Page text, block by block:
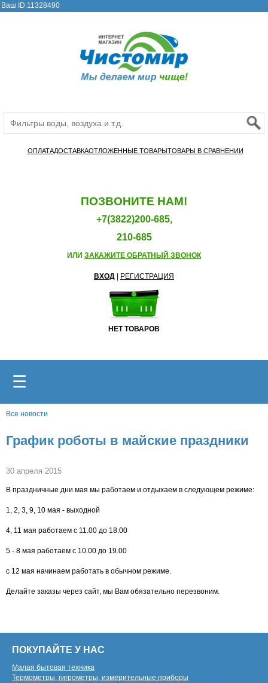
Ваш ID:11328490
ОПЛАТАДОСТАВКАОТЛОЖЕННЫЕ ТОВАРЫТОВАРЫ В СРАВНЕНИИ
ПОЗВОНИТЕ НАМ!
+7(3822)200-685,
210-685
ИЛИ ЗАКАЖИТЕ ОБРАТНЫЙ ЗВОНОК
ВХОД РЕГИСТРАЦИЯ
НЕТ ТОВАРОВ
☰
Все новости
График роботы в майские праздники
30 апреля 2015
В праздничные дни мая мы работаем и отдыхаем в следующем режиме:
1, 2, 3, 9, 10 мая - выходной
4, 11 мая работаем с 11.00 до 18.00
5 - 8 мая работаем с 10.00 до 19.00
с 12 мая начинаем работать в обычном режиме.
Делайте заказы через сайт, мы Вам обязательно перезвоним.
ПОКУПАЙТЕ У НАС
Малая бытовая техника
Термометры, гигрометры, измерительные приборы